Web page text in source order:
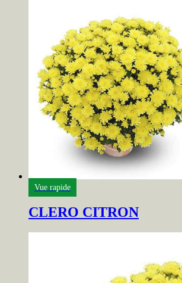
Vue rapide
CLERO CITRON